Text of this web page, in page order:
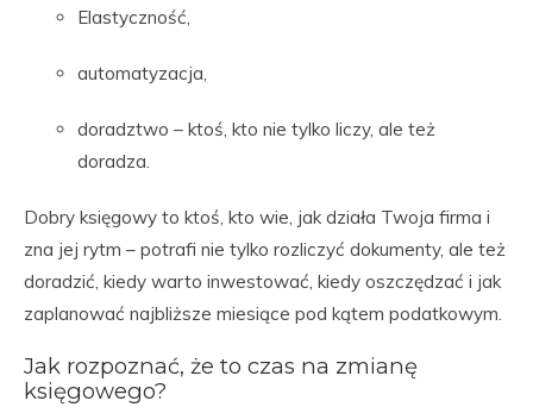
Elastyczność,
automatyzacja,
doradztwo – ktoś, kto nie tylko liczy, ale też
doradza.
Dobry księgowy to ktoś, kto wie, jak działa Twoja firma i
zna jej rytm – potrafi nie tylko rozliczyć dokumenty, ale też
doradzić, kiedy warto inwestować, kiedy oszczędzać i jak
zaplanować najbliższe miesiące pod kątem podatkowym.
Jak rozpoznać, że to czas na zmianę
księgowego?